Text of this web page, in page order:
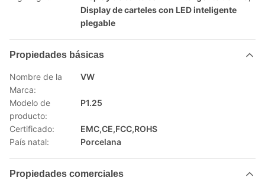
Display de carteles con LED inteligente
plegable
Propiedades básicas
Nombre de la
Marca:
VW
Modelo de
producto:
P1.25
Certificado:
EMC,CE,FCC,ROHS
País natal:
Porcelana
Propiedades comerciales